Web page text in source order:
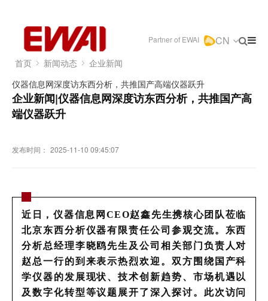
Partner of EWAI CN
首页 新闻动态
企业新闻
仪器信息网深度访东西分析，共推国产高端仪器跃升
企业新闻|仪器信息网深度访东西分析，共推国产高
端仪器跃升
发布时间： 2025-11-10 09:45:07
近日，仪器信息网CEO赵鑫先生携核心团队莅临
北京东西分析仪器有限责任公司参观交流。东西
分析总经理李晓鸥先生及公司相关部门负责人对
赵总一行的到来表示热烈欢迎。双方围绕国产科
学仪器的发展现状、技术创新趋势、市场机遇以
及数字化转型等议题展开了深入探讨。此次访问